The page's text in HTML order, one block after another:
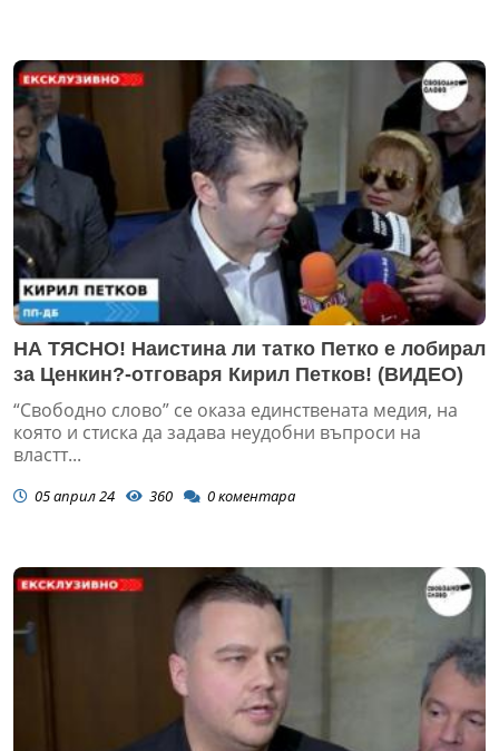
НА ТЯСНО! Наистина ли татко Петко е лобирал
за Ценкин?-отговаря Кирил Петков! (ВИДЕО)
“Свободно слово” се оказа единствената медия, на
която и стиска да задава неудобни въпроси на
властт...
05 април 24 360 0коментара